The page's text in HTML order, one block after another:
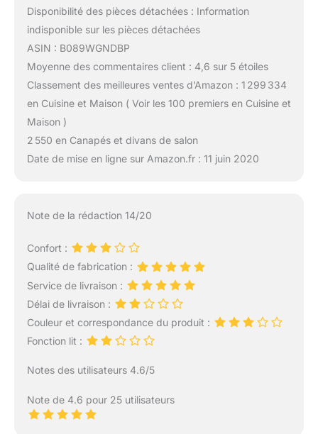
Disponibilité des pièces détachées : Information
indisponible sur les pièces détachées
ASIN : B089WGNDBP
Moyenne des commentaires client : 4,6 sur 5 étoiles
Classement des meilleures ventes d’Amazon : 1 299 334
en Cuisine et Maison ( Voir les 100 premiers en Cuisine et
Maison )
2 550 en Canapés et divans de salon
Date de mise en ligne sur Amazon.fr : 11 juin 2020
Note de la rédaction 14/20
Confort :
Qualité de fabrication :
Service de livraison :
Délai de livraison :
Couleur et correspondance du produit :
Fonction lit :
Notes des utilisateurs 4.6/5
Note de 4.6 pour 25 utilisateurs